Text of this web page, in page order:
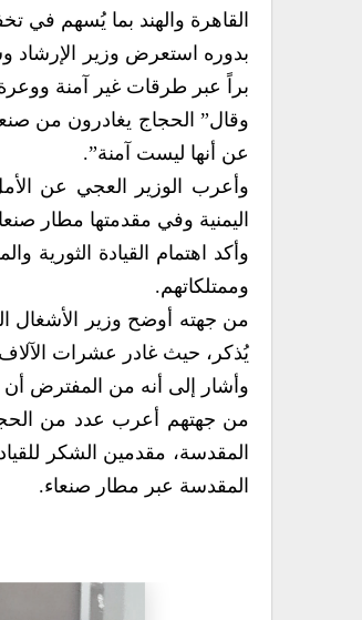
القاهرة والهند بما يُسهم في
بدوره استعرض وزير الإرشاد
براً عبر طرقات غير آمنة
وقال” الحجاج يغادرون من
عن أنها ليست آمنة”.
وأعرب الوزير العجي عن
اليمنية وفي مقدمتها مطار
وأكد اهتمام القيادة
وممتلكاتهم.
من جهته أوضح وزير الأشغال
يُذكر، حيث غادر عشرات
وأشار إلى أنه من المفترض أن يكون هناك 200 رحلة جوية، كون عدد
من جهتهم أعرب عدد من
المقدسة، مقدمين الشكر
المقدسة عبر مطار صنعاء.